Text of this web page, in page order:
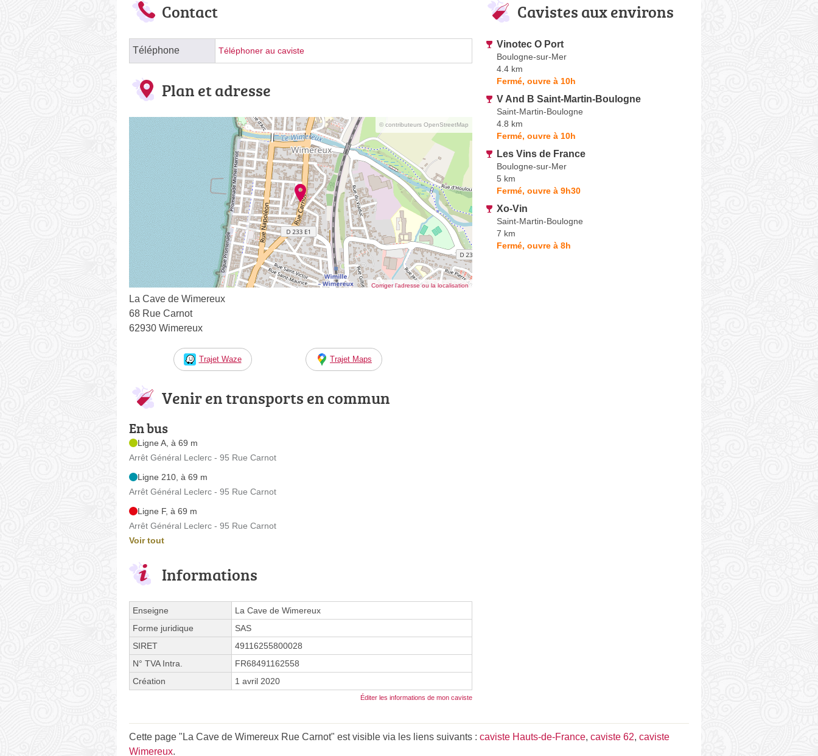
Contact
Téléphone Téléphoner au caviste
Plan et adresse
© contributeurs OpenStreetMap
Corriger l’adresse ou la localisation
La Cave de Wimereux
68 Rue Carnot
62930 Wimereux
Trajet Waze Trajet Maps
Venir en transports en commun
En bus
Ligne A, à 69 m
Arrêt Général Leclerc - 95 Rue Carnot
Ligne 210, à 69 m
Arrêt Général Leclerc - 95 Rue Carnot
Ligne F, à 69 m
Arrêt Général Leclerc - 95 Rue Carnot
Voir tout
Informations
Enseigne
La Cave de Wimereux
Forme juridique
SAS
SIRET
49116255800028
N° TVA Intra.
FR68491162558
Création
1 avril 2020
Éditer les informations de mon caviste
Cavistes aux environs
Vinotec O Port
Boulogne-sur-Mer
4.4 km
Fermé, ouvre à 10h
V And B Saint-Martin-Boulogne
Saint-Martin-Boulogne
4.8 km
Fermé, ouvre à 10h
Les Vins de France
Boulogne-sur-Mer
5 km
Fermé, ouvre à 9h30
Xo-Vin
Saint-Martin-Boulogne
7 km
Fermé, ouvre à 8h
Cette page "La Cave de Wimereux Rue Carnot" est visible via les liens suivants : caviste Hauts-de-France, caviste 62, caviste
Wimereux.